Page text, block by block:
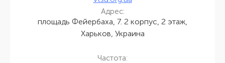
Адрес:
площадь Фейербаха, 7. 2 корпус, 2 этаж,
Харьков, Украина
Частота: